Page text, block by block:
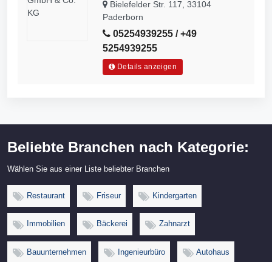
Bielefelder Str. 117, 33104
Paderborn
05254939255 / +49
5254939255
Details anzeigen
Beliebte Branchen nach Kategorie:
Wählen Sie aus einer Liste beliebter Branchen
Restaurant Friseur Kindergarten
Immobilien Bäckerei Zahnarzt
Bauunternehmen Ingenieurbüro Autohaus